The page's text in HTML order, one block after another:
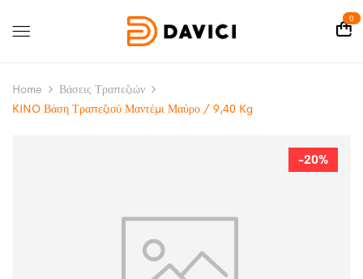
0
Home
Βάσεις Τραπεζιών
KINO Βάση Τραπεζιού Μαντέμι Μαύρο / 9,40 Kg
-20%